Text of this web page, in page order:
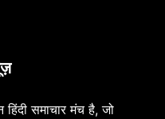
समाचार मंच है, जो